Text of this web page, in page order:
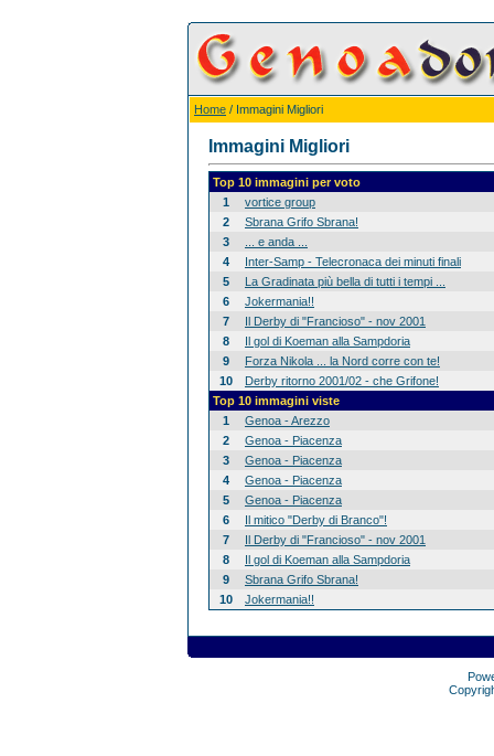
Home / Immagini Migliori
Immagini Migliori
Top 10 immagini per voto
1
vortice group
2
Sbrana Grifo Sbrana!
3
... e anda ...
4
Inter-Samp - Telecronaca dei minuti finali
5
La Gradinata più bella di tutti i tempi ...
6
Jokermania!!
7
Il Derby di "Francioso" - nov 2001
8
Il gol di Koeman alla Sampdoria
9
Forza Nikola ... la Nord corre con te!
10
Derby ritorno 2001/02 - che Grifone!
Top 10 immagini viste
1
Genoa - Arezzo
2
Genoa - Piacenza
3
Genoa - Piacenza
4
Genoa - Piacenza
5
Genoa - Piacenza
6
Il mitico "Derby di Branco"!
7
Il Derby di "Francioso" - nov 2001
8
Il gol di Koeman alla Sampdoria
9
Sbrana Grifo Sbrana!
10
Jokermania!!